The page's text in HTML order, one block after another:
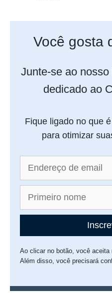
Você gosta
Junte-se ao
dedicado ao
Fique ligado no que
para otimizar
Ao clicar no botão, você
Além disso, você precisará